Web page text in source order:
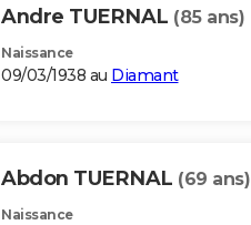
Andre TUERNAL (85 ans)
Naissance
09/03/1938 au Diamant
Abdon TUERNAL (69 ans)
Naissance